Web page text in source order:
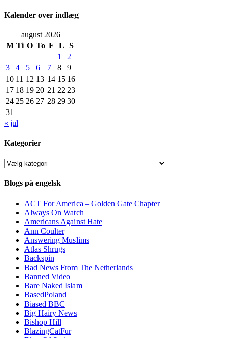
Kalender over indlæg
august 2026
M Ti O To F L
S
1
2
3
4 5 6 7 8
9
10 11 12 13 14 15 16
17 18 19 20 21 22 23
24 25 26 27 28 29 30
31
« jul
Kategorier
Kategorier
Blogs på engelsk
ACT For America – Golden Gate Chapter
Always On Watch
Americans Against Hate
Ann Coulter
Answering Muslims
Atlas Shrugs
Backspin
Bad News From The Netherlands
Banned Video
Bare Naked Islam
BasedPoland
Biased BBC
Big Hairy News
Bishop Hill
BlazingCatFur